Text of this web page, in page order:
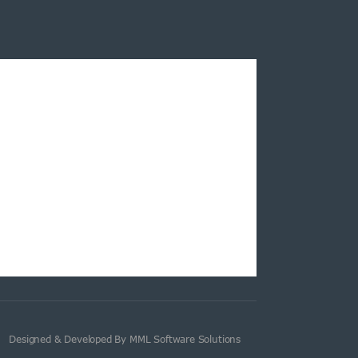
Designed & Developed By MML Software Solutions